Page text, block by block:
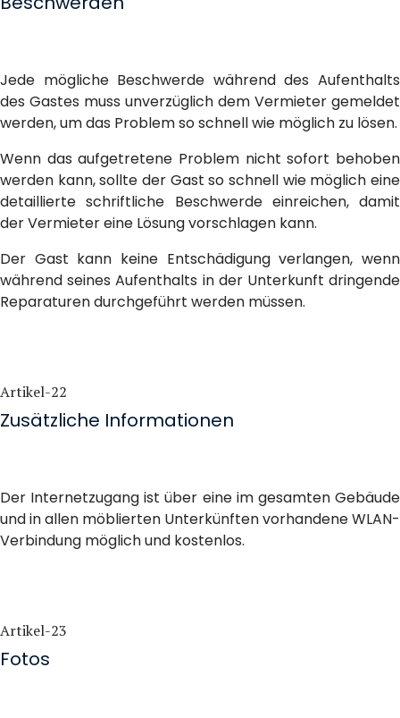
Jede mögliche Beschwerde während des Aufenthalts
des Gastes muss unverzüglich dem Vermieter gemeldet
werden, um das Problem so schnell wie möglich zu lösen.
Wenn das aufgetretene Problem nicht sofort behoben
werden kann, sollte der Gast so schnell wie möglich eine
detaillierte schriftliche Beschwerde einreichen, damit
der Vermieter eine Lösung vorschlagen kann.
Der Gast kann keine Entschädigung verlangen, wenn
während seines Aufenthalts in der Unterkunft dringende
Reparaturen durchgeführt werden müssen.
Artikel-22
Zusätzliche Informationen
Der Internetzugang ist über eine im gesamten Gebäude
und in allen möblierten Unterkünften vorhandene WLAN-
Verbindung möglich und kostenlos.
Artikel-23
Fotos